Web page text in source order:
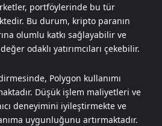
portföylerinde bu tür
Bu durum, kripto paranın
olumlu katkı sağlayabilir ve
odaklı yatırımcıları çekebilir.
Polygon kullanımı
Düşük işlem maliyetleri ve
deneyimini iyileştirmekte ve
uygunluğunu artırmaktadır.